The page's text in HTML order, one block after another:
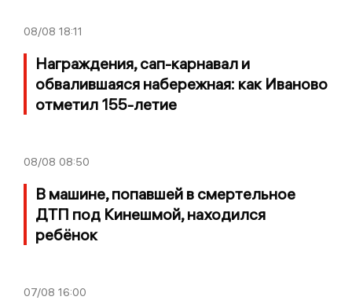
08/08 18:11
Награждения, сап-карнавал и
обвалившаяся набережная: как Иваново
отметил 155-летие
08/08 08:50
В машине, попавшей в смертельное
ДТП под Кинешмой, находился
ребёнок
07/08 16:00